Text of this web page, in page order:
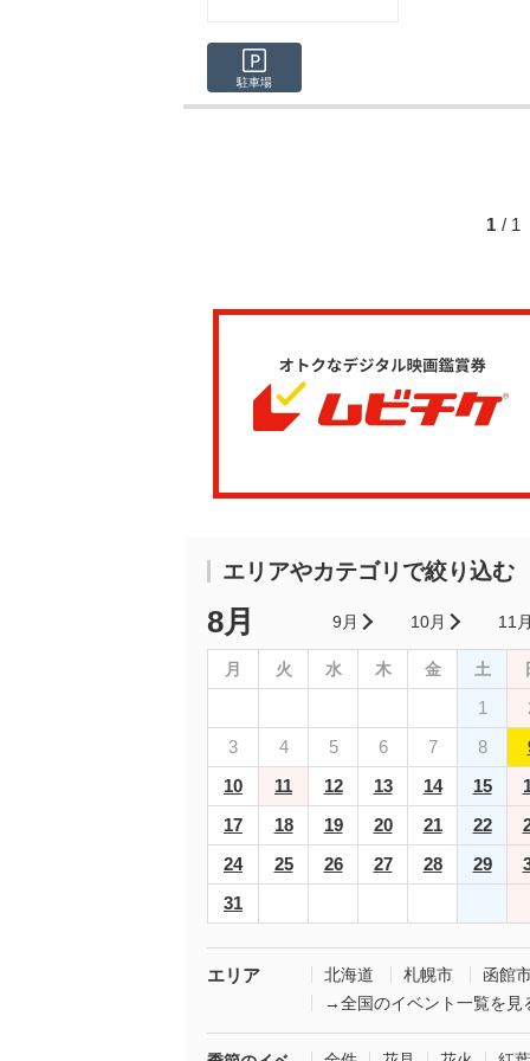
駐車場
1 / 1
エリアやカテゴリで絞り込む
8月 9月 10月 11
月 火 水 木 金 土
1
3
4 5 6 7 8
10
11 12 13 14 15
17
18 19 20 21 22
24
25 26 27 28 29
31
エリア 北海道 札幌市
函館
→全国のイベント一覧を見